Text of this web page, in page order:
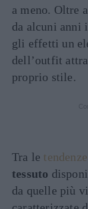
a meno. Oltre
da alcuni anni
gli effetti un
dell’outfit
proprio stile.
Tra le
tessuto
da quelle più